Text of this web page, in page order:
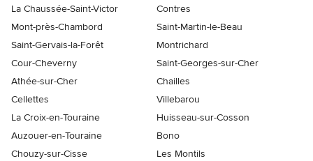
La Chaussée-Saint-Victor
Contres
Mont-près-Chambord
Saint-Martin-le-Beau
Saint-Gervais-la-Forêt
Montrichard
Cour-Cheverny
Saint-Georges-sur-Cher
Athée-sur-Cher
Chailles
Cellettes
Villebarou
La Croix-en-Touraine
Huisseau-sur-Cosson
Auzouer-en-Touraine
Bono
Chouzy-sur-Cisse
Les Montils